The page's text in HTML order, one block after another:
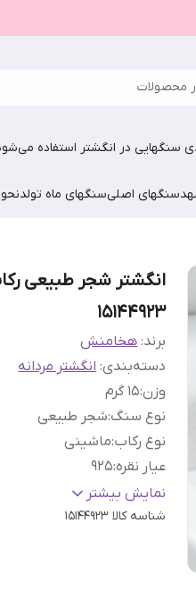
محصولات
سنگهایی در انگشتر استفاده
سنگهای اصلیسنگهای ماه تولد
انگشتر شجر طبیعی
15144923
برند: هخامنش
دسته‌بندی:انگشتر مردانه
وزن:1۵ گرم
نوع سنگ:شجر طبیعی
نوع رکاب:ماشینی
عیار نقره:
925
سایز:دلخواه
نمایش بیشتر
شناسه کالا 15144923